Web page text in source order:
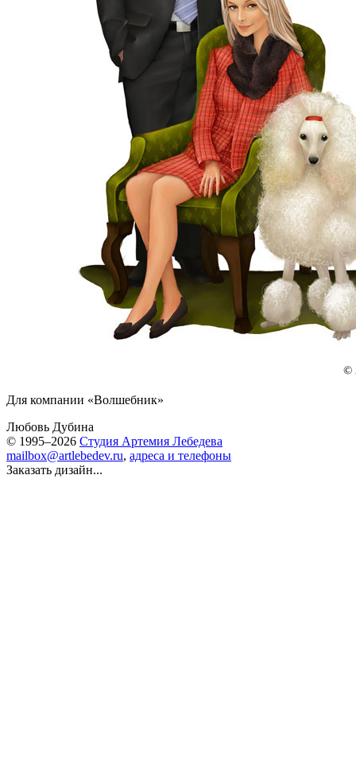
Для компании «Волшебник»
Любовь Дубина
© 1995–2026 Студия Артемия Лебедева
mailbox@artlebedev.ru, адреса и телефоны
Заказать дизайн...